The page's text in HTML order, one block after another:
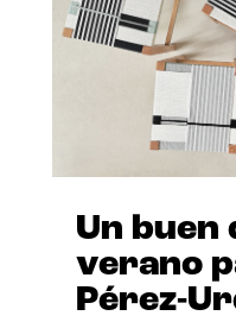
Un buen
verano
Pérez-